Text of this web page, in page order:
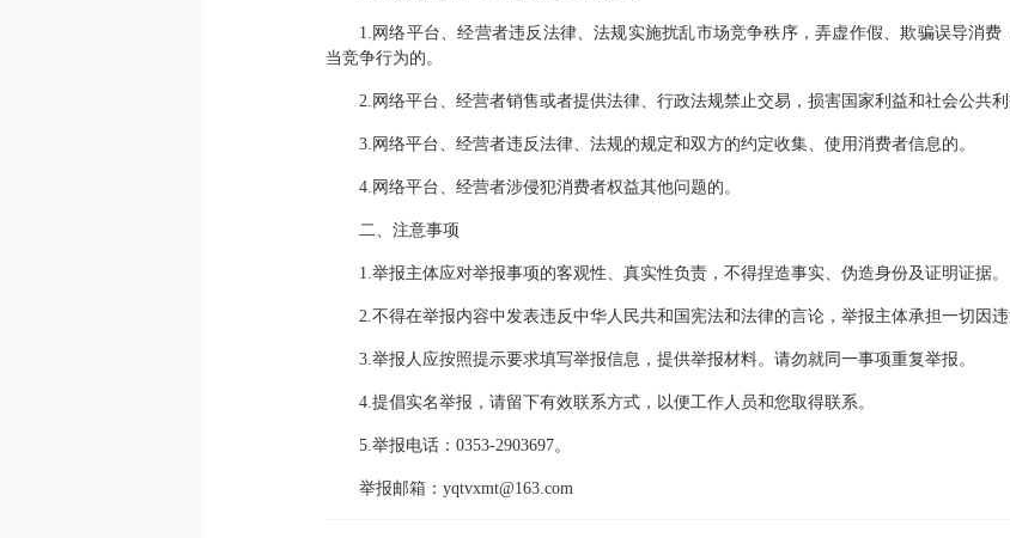
1.网络平台、经营者违反法律、法规实施扰乱市场竞争秩序，弄虚作假、欺骗误导消
当竞争行为的。
2.网络平台、经营者销售或者提供法律、行政法规禁止交易，损害国家利益和社会公共
3.网络平台、经营者违反法律、法规的规定和双方的约定收集、使用消费者信息的。
4.网络平台、经营者涉侵犯消费者权益其他问题的。
二、注意事项
1.举报主体应对举报事项的客观性、真实性负责，不得捏造事实、伪造身份及证明证据。
2.不得在举报内容中发表违反中华人民共和国宪法和法律的言论，举报主体承担一切因
3.举报人应按照提示要求填写举报信息，提供举报材料。请勿就同一事项重复举报。
4.提倡实名举报，请留下有效联系方式，以便工作人员和您取得联系。
5.举报电话：0353-2903697。
举报邮箱：yqtvxmt@163.com